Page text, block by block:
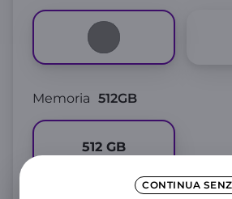
CONTINUA
Memoria 512GB
512 GB